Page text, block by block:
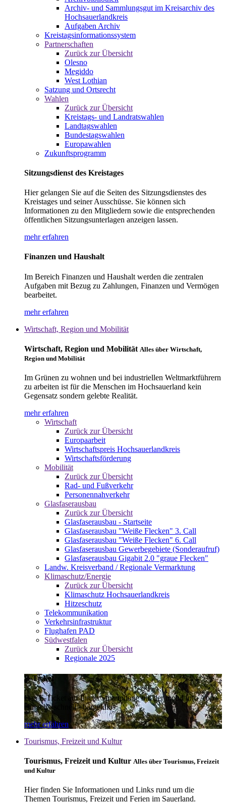
Archiv- und Sammlungsgut im Kreisarchiv des
Hochsauerlandkreis
Aufgaben Archiv
Kreistagsinformationssystem
Partnerschaften
Zurück zur Übersicht
Olesno
Megiddo
West Lothian
Satzung und Ortsrecht
Wahlen
Zurück zur Übersicht
Kreistags- und Landratswahlen
Landtagswahlen
Bundestagswahlen
Europawahlen
Zukunftsprogramm
Sitzungsdienst des Kreistages
Hier gelangen Sie auf die Seiten des Sitzungsdienstes des
Kreistages und seiner Ausschüsse. Sie können sich
Informationen zu den Mitgliedern sowie die entsprechenden
öffentlichen Sitzungsunterlagen anzeigen lassen.
mehr erfahren
Finanzen und Haushalt
Im Bereich Finanzen und Haushalt werden die zentralen
Aufgaben mit Bezug zu Zahlungen, Finanzen und Vermögen
bearbeitet.
mehr erfahren
Wirtschaft, Region und Mobilität
Wirtschaft, Region und Mobilität Alles über Wirtschaft,
Region und Mobilität
Im Grünen zu wohnen und bei industriellen Weltmarktführern
zu arbeiten ist für die Menschen im Hochsauerland kein
Gegensatz sondern gelebte Realität.
mehr erfahren
Wirtschaft
Zurück zur Übersicht
Europaarbeit
Wirtschaftspreis Hochsauerlandkreis
Wirtschaftsförderung
Mobilität
Zurück zur Übersicht
Rad- und Fußverkehr
Personennahverkehr
Glasfaserausbau
Zurück zur Übersicht
Glasfaserausbau - Startseite
Glasfaserausbau "Weiße Flecken" 3. Call
Glasfaserausbau "Weiße Flecken" 6. Call
Glasfaserausbau Gewerbegebiete (Sonderaufruf)
Glasfaserausbau Gigabit 2.0 "graue Flecken"
Landw. Kreisverband / Regionale Vermarktung
Klimaschutz/Energie
Zurück zur Übersicht
Klimaschutz Hochsauerlandkreis
Hitzeschutz
Telekommunikation
Verkehrsinfrastruktur
Flughafen PAD
Südwestfalen
Zurück zur Übersicht
Regionale 2025
E-Ticket
Das E-Ticket auf Ihrem Smartphone mit der mobil info App -
einfach - schnell - bargeldlos
mehr erfahren
Tourismus, Freizeit und Kultur
Tourismus, Freizeit und Kultur Alles über Tourismus, Freizeit
und Kultur
Hier finden Sie Informationen und Links rund um die
Themen Tourismus, Freizeit und Ferien im Sauerland.